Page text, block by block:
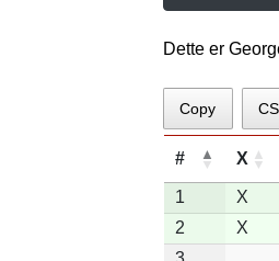
Dette er
Copy
# X
1 X
2
X